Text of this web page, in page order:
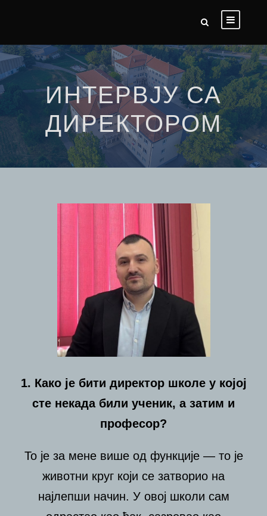
ИНТЕРВЈУ СА
ДИРЕКТОРОМ
1. Како је бити директор школе у којој
сте некада били ученик, а затим и
професор?
То је за мене више од функције — то је
животни круг који се затворио на
најлепши начин. У овој школи сам